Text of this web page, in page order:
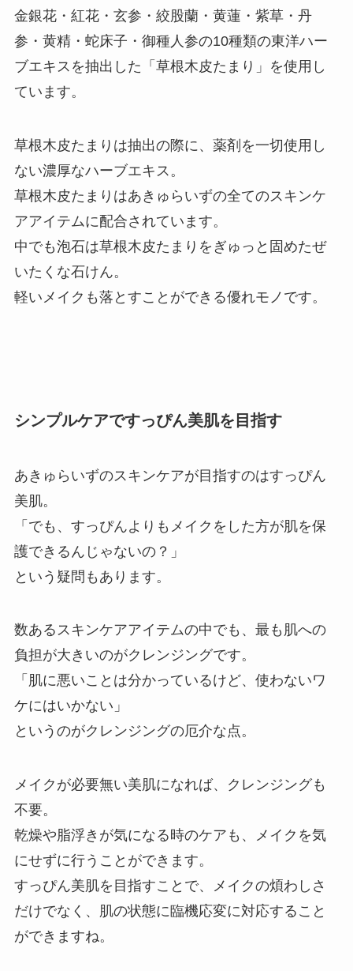
金銀花・紅花・玄参・絞股蘭・黄蓮・紫草・丹
参・黄精・蛇床子・御種人参の10種類の東洋ハー
ブエキスを抽出した「草根木皮たまり」を使用し
ています。
草根木皮たまりは抽出の際に、薬剤を一切使用し
ない濃厚なハーブエキス。
草根木皮たまりはあきゅらいずの全てのスキンケ
アアイテムに配合されています。
中でも泡石は草根木皮たまりをぎゅっと固めたぜ
いたくな石けん。
軽いメイクも落とすことができる優れモノです。
シンプルケアですっぴん美肌を目指す
あきゅらいずのスキンケアが目指すのはすっぴん
美肌。
「でも、すっぴんよりもメイクをした方が肌を保
護できるんじゃないの？」
という疑問もあります。
数あるスキンケアアイテムの中でも、最も肌への
負担が大きいのがクレンジングです。
「肌に悪いことは分かっているけど、使わないワ
ケにはいかない」
というのがクレンジングの厄介な点。
メイクが必要無い美肌になれば、クレンジングも
不要。
乾燥や脂浮きが気になる時のケアも、メイクを気
にせずに行うことができます。
すっぴん美肌を目指すことで、メイクの煩わしさ
だけでなく、肌の状態に臨機応変に対応すること
ができますね。